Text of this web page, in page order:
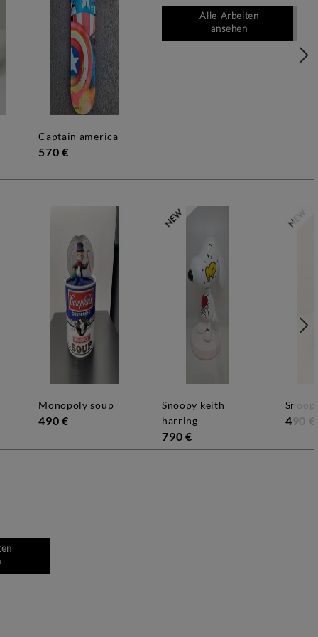
captain america
570 €
Alle Arbeiten
ansehen
monopoly soup
490 €
snoopy keith
harring
790 €
490 €